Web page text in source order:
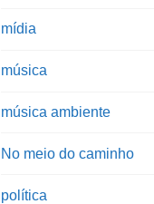
mídia
música
música ambiente
No meio do caminho
política